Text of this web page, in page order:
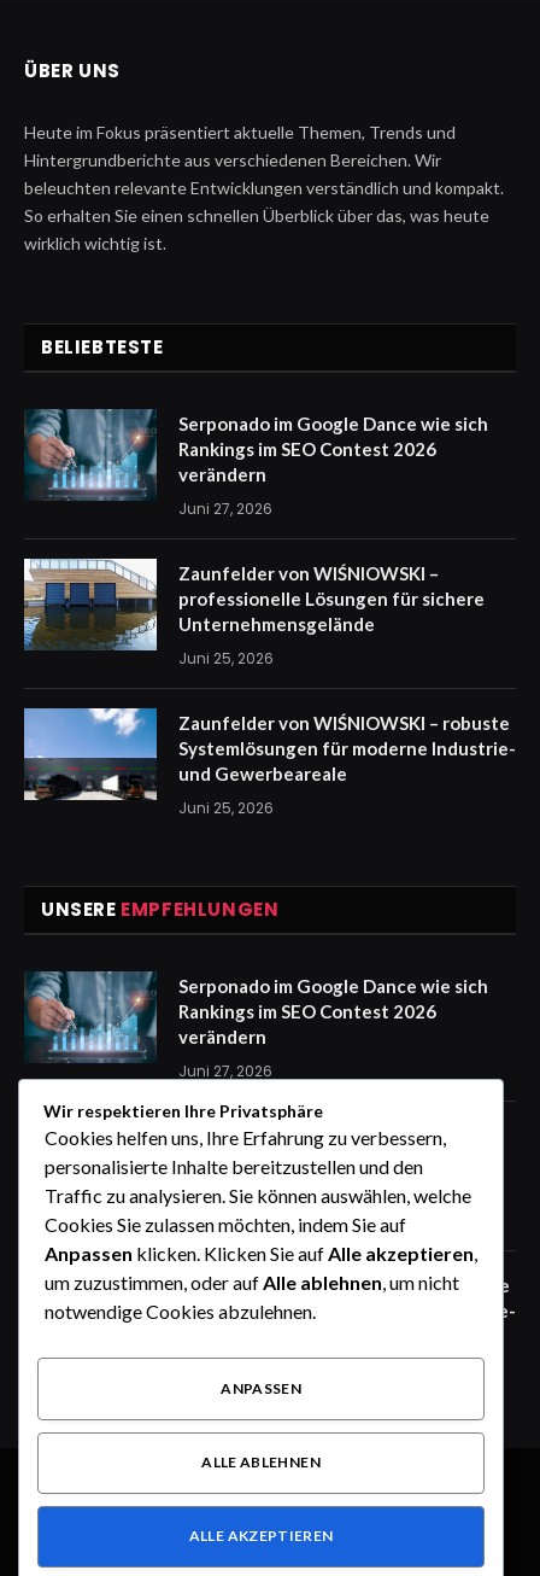
ÜBER UNS
Heute im Fokus präsentiert aktuelle Themen, Trends und
Hintergrundberichte aus verschiedenen Bereichen. Wir
beleuchten relevante Entwicklungen verständlich und kompakt.
So erhalten Sie einen schnellen Überblick über das, was heute
wirklich wichtig ist.
BELIEBTESTE
Serponado im Google Dance wie sich
Rankings im SEO Contest 2026
verändern
Juni 27, 2026
Zaunfelder von WIŚNIOWSKI –
professionelle Lösungen für sichere
Unternehmensgelände
Juni 25, 2026
Zaunfelder von WIŚNIOWSKI – robuste
Systemlösungen für moderne Industrie-
und Gewerbeareale
Juni 25, 2026
UNSERE EMPFEHLUNGEN
Serponado im Google Dance wie sich
Rankings im SEO Contest 2026
verändern
Juni 27, 2026
Zaunfelder von WIŚNIOWSKI –
professionelle Lösungen für sichere
Unternehmensgelände
Juni 25, 2026
Zaunfelder von WIŚNIOWSKI – robuste
Systemlösungen für moderne Industrie-
© 2026 Alle Rechte vorbehalten.Heute im Fokus
Wir respektieren Ihre Privatsphäre
Cookies helfen uns, Ihre Erfahrung zu verbessern,
personalisierte Inhalte bereitzustellen und den
Traffic zu analysieren. Sie können auswählen, welche
Cookies Sie zulassen möchten, indem Sie auf
Anpassen klicken. Klicken Sie aufAlle akzeptieren,
um zuzustimmen, oder aufAlle ablehnen, um nicht
notwendige Cookies abzulehnen.
ANPASSEN
ALLE ABLEHNEN
ALLE AKZEPTIEREN